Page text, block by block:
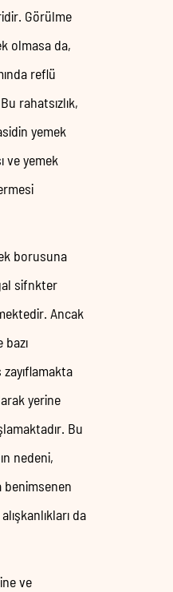
Görülme
olmasa da,
reflü
rahatsızlık,
yemek
ve yemek
borusuna
sifnkter
Ancak
yerine
Bu
nedeni,
da
ve